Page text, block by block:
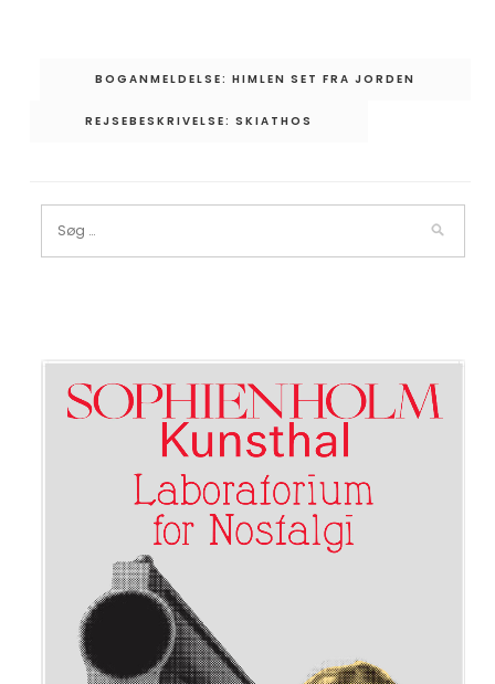
Indlægsnavigation
BOGANMELDELSE: HIMLEN SET FRA JORDEN
REJSEBESKRIVELSE: SKIATHOS